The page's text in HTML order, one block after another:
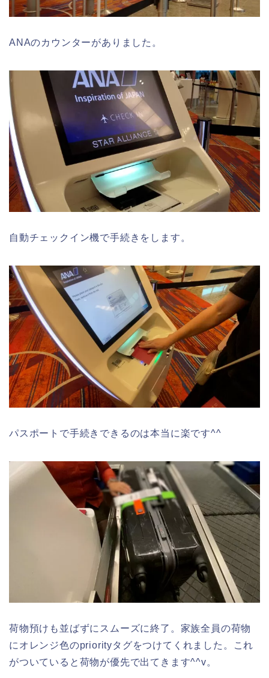
ANAのカウンターがありました。
自動チェックイン機で手続きをします。
パスポートで手続きできるのは本当に楽です^^
荷物預けも並ばずにスムーズに終了。家族全員の荷物
にオレンジ色のpriorityタグをつけてくれました。これ
がついていると荷物が優先で出てきます^^v。